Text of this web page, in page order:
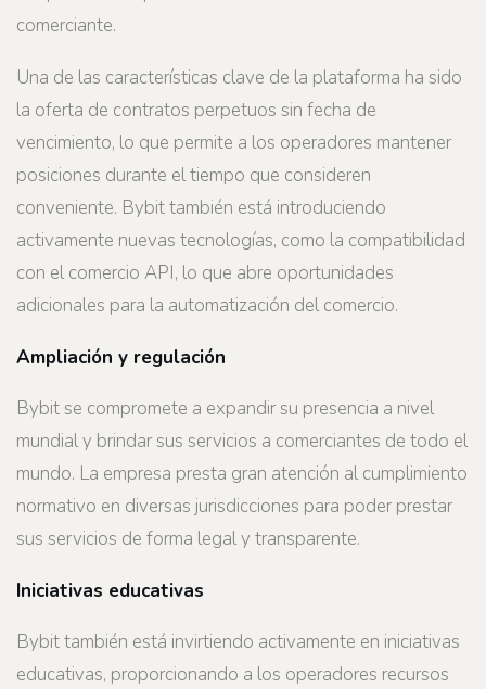
comerciante.
Una de las características clave de la plataforma ha sido
la oferta de contratos perpetuos sin fecha de
vencimiento, lo que permite a los operadores mantener
posiciones durante el tiempo que consideren
conveniente. Bybit también está introduciendo
activamente nuevas tecnologías, como la compatibilidad
con el comercio API, lo que abre oportunidades
adicionales para la automatización del comercio.
Ampliación y regulación
Bybit se compromete a expandir su presencia a nivel
mundial y brindar sus servicios a comerciantes de todo el
mundo. La empresa presta gran atención al cumplimiento
normativo en diversas jurisdicciones para poder prestar
sus servicios de forma legal y transparente.
Iniciativas educativas
Bybit también está invirtiendo activamente en iniciativas
educativas, proporcionando a los operadores recursos